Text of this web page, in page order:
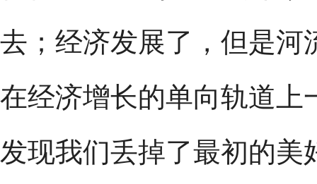
去；经济发展了，但是河
在经济增长的单向轨道上
发现我们丢掉了最初的美